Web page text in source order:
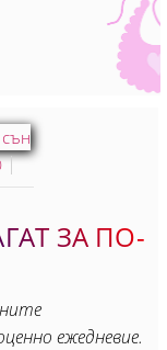
ЗА ПО-
ежедневие.